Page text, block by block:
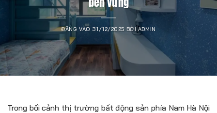
ĐĂNG VÀO 31/12/2025 BỞIADMIN
Trong bối cảnh thị trường bất động sản phía Nam Hà Nội